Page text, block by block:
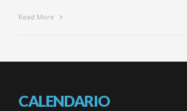
Read More
CALENDARIO